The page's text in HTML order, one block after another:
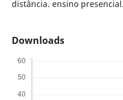
distância. ensino presencial.
Downloads